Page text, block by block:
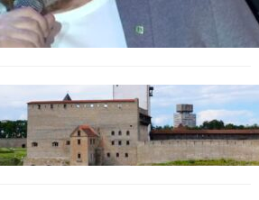
в Нарве: Plaan B Narva Linna
Новая жизнь для Нарвы!